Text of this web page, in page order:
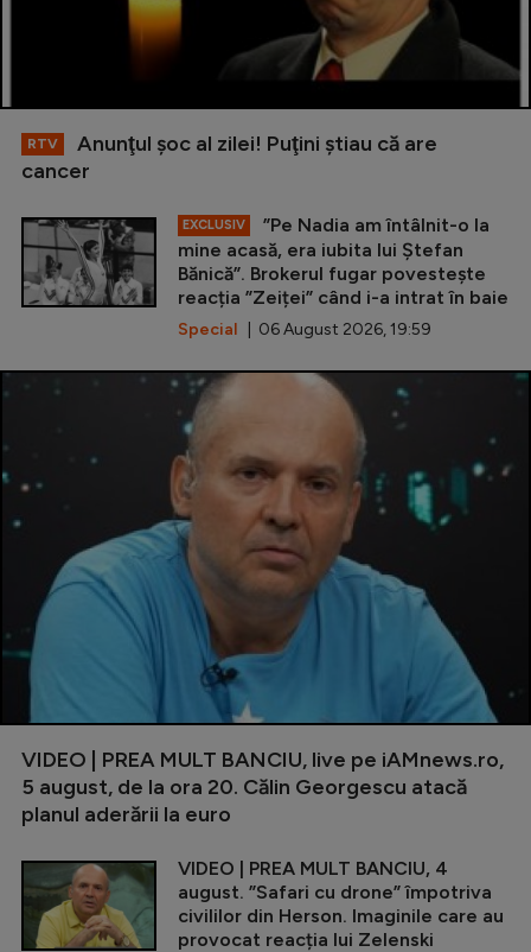
RTV
Anunţul şoc al zilei! Puţini ştiau că are
cancer
EXCLUSIV
”Pe Nadia am întâlnit-o la
mine acasă, era iubita lui Ștefan
Bănică”. Brokerul fugar povestește
reacția ”Zeiței” când i-a intrat în baie
Special | 06 August 2026, 19:59
VIDEO | PREA MULT BANCIU, live pe iAMnews.ro,
5 august, de la ora 20. Călin Georgescu atacă
planul aderării la euro
VIDEO | PREA MULT BANCIU, 4
august. ”Safari cu drone” împotriva
civililor din Herson. Imaginile care au
provocat reacția lui Zelenski